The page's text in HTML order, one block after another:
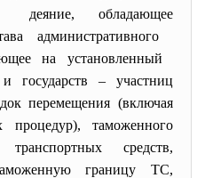
обладающее
административного
на установленный
государств – участниц
перемещения (включая
процедур), таможенного
средств,
границу ТС,